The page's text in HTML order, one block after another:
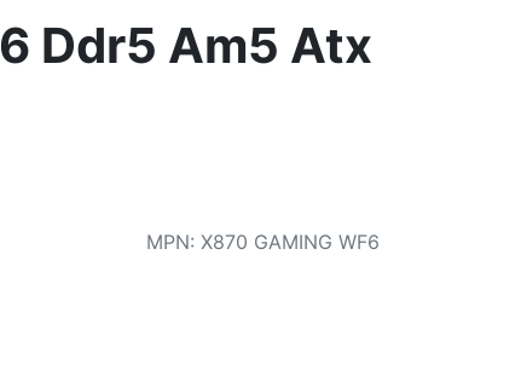
Ddr5 Am5 Atx
MPN: X870 GAMING WF6